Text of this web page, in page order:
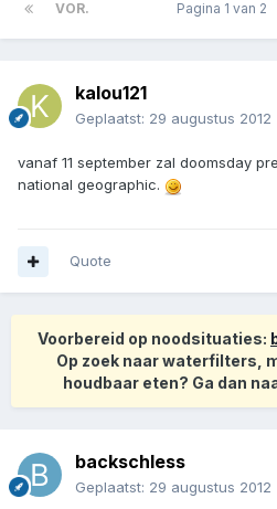
VOR. Pagina 1 van 2
kalou121
Geplaatst: 29 augustus 2012
vanaf 11 september zal doomsday
national geographic.
Quote
Voorbereid op noodsituaties:
Op zoek naar waterfilters,
houdbaar eten? Ga dan
backschless
Geplaatst: 29 augustus 2012